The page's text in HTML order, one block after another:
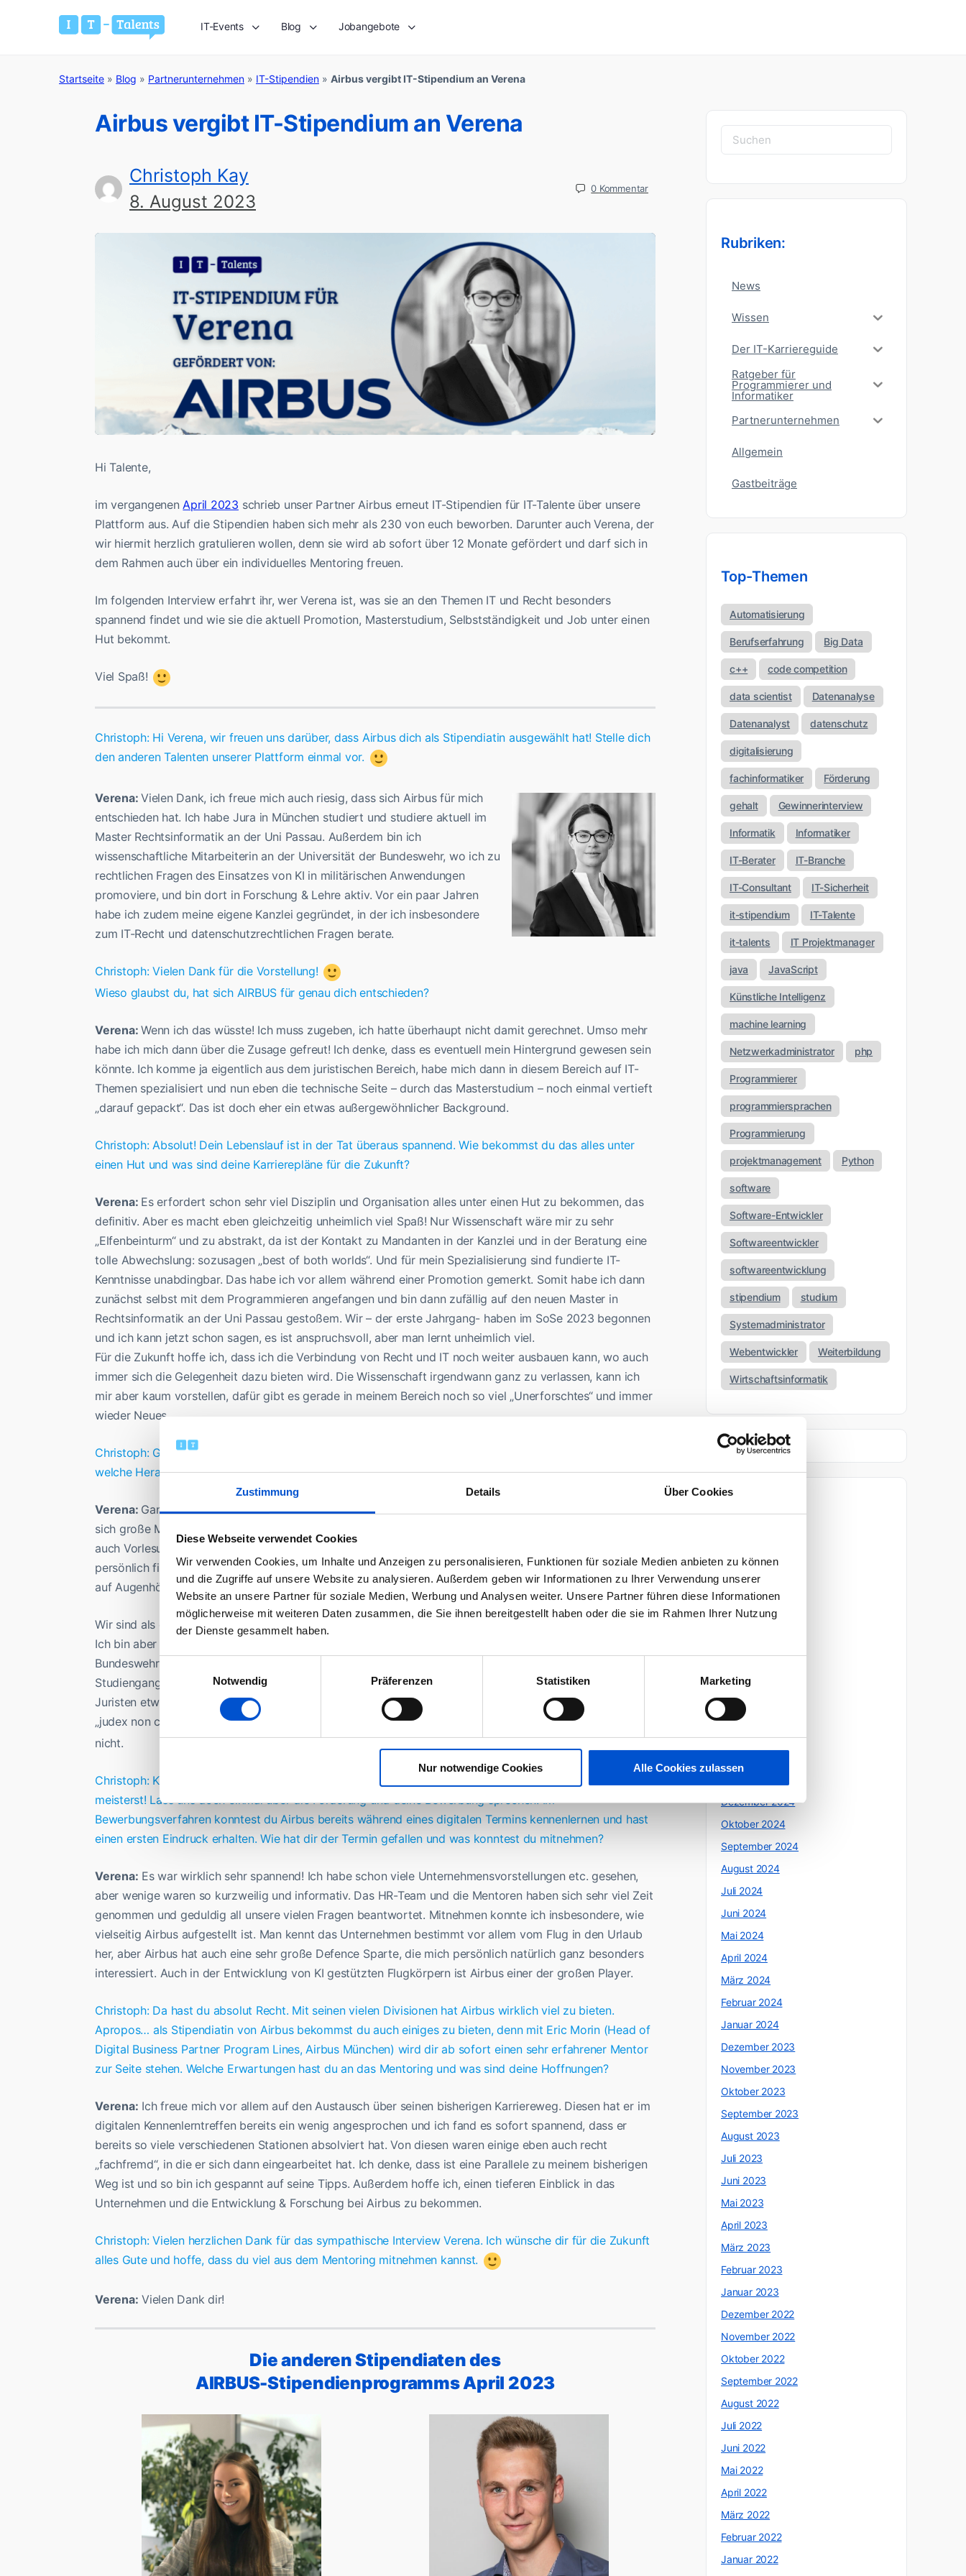
Zustimmung Details Über Cookies
Diese Webseite verwendet Cookies
Wir verwenden Cookies, um Inhalte und Anzeigen zu personalisieren, Funktionen für soziale Medien anbieten zu können
und die Zugriffe auf unsere Website zu analysieren. Außerdem geben wir Informationen zu Ihrer Verwendung unserer
Website an unsere Partner für soziale Medien, Werbung und Analysen weiter. Unsere Partner führen diese Informationen
möglicherweise mit weiteren Daten zusammen, die Sie ihnen bereitgestellt haben oder die sie im Rahmen Ihrer Nutzung
der Dienste gesammelt haben.
Einwilligungsauswahl
Notwendig
Präferenzen Statistiken Marketing
Nur notwendige Cookies Alle Cookies zulassen
IT-Events Blog Jobangebote
Startseite » Blog » Partnerunternehmen » IT-Stipendien » Airbus vergibt IT-Stipendium an Verena
Airbus vergibt IT-Stipendium an Verena
Christoph Kay
8. August 2023
0 Kommentar
Hi Talente,
im vergangenen April 2023 schrieb unser Partner Airbus erneut IT-Stipendien für IT-Talente über unsere
Plattform aus. Auf die Stipendien haben sich mehr als 230 von euch beworben. Darunter auch Verena, der
wir hiermit herzlich gratulieren wollen, denn sie wird ab sofort über 12 Monate gefördert und darf sich in
dem Rahmen auch über ein individuelles Mentoring freuen.
Im folgenden Interview erfahrt ihr, wer Verena ist, was sie an den Themen IT und Recht besonders
spannend findet und wie sie die aktuell Promotion, Masterstudium, Selbstständigkeit und Job unter einen
Hut bekommt.
Viel Spaß!
Christoph: Hi Verena, wir freuen uns darüber, dass Airbus dich als Stipendiatin ausgewählt hat! Stelle dich
den anderen Talenten unserer Plattform einmal vor.
Verena:Vielen Dank, ich freue mich auch riesig, dass sich Airbus für mich
entschieden hat. Ich habe Jura in München studiert und studiere aktuell im
Master Rechtsinformatik an der Uni Passau. Außerdem bin ich
wissenschaftliche Mitarbeiterin an der Universität der Bundeswehr, wo ich zu
rechtlichen Fragen des Einsatzes von KI in militärischen Anwendungen
promoviere, und bin dort in Forschung & Lehre aktiv. Vor ein paar Jahren
habe ich zudem meine eigene Kanzlei gegründet, in der ich insbesondere
zum IT-Recht und datenschutzrechtlichen Fragen berate.
Christoph: Vielen Dank für die Vorstellung!
Wieso glaubst du, hat sich AIRBUS für genau dich entschieden?
Verena:Wenn ich das wüsste! Ich muss zugeben, ich hatte überhaupt nicht damit gerechnet. Umso mehr
habe ich mich dann über die Zusage gefreut! Ich denke, dass es eventuell mein Hintergrund gewesen sein
könnte. Ich komme ja eigentlich aus dem juristischen Bereich, habe mich dann in diesem Bereich auf IT-
Themen spezialisiert und nun eben die technische Seite – durch das Masterstudium – noch einmal vertieft
„darauf gepackt“. Das ist doch eher ein etwas außergewöhnlicher Background.
Christoph: Absolut! Dein Lebenslauf ist in der Tat überaus spannend. Wie bekommst du das alles unter
einen Hut und was sind deine Karrierepläne für die Zukunft?
Verena: Es erfordert schon sehr viel Disziplin und Organisation alles unter einen Hut zu bekommen, das
definitiv. Aber es macht eben gleichzeitig unheimlich viel Spaß! Nur Wissenschaft wäre mir zu sehr
„Elfenbeinturm“ und zu abstrakt, da ist der Kontakt zu Mandanten in der Kanzlei und in der Beratung eine
tolle Abwechslung: sozusagen „best of both worlds“. Und für mein Spezialisierung sind fundierte IT-
Kenntnisse unabdingbar. Das habe ich vor allem während einer Promotion gemerkt. Somit habe ich dann
zunächst selbst mit dem Programmieren angefangen und bin dann zufällig auf den neuen Master in
Rechtsinformatik an der Uni Passau gestoßem. Wir – der erste Jahrgang- haben im SoSe 2023 begonnen
und ich kann jetzt schon sagen, es ist anspruchsvoll, aber man lernt unheimlich viel.
Für die Zukunft hoffe ich, dass ich die Verbindung von Recht und IT noch weiter ausbauen kann, wo auch
immer sich die Gelegenheit dazu bieten wird. Die Wissenschaft irgendwann ganz zu verlassen, kann ich
mir aber kaum vorstellen, dafür gibt es gerade in meinem Bereich noch so viel „Unerforschtes“ und immer
wieder Neues.
Christoph: Gib uns doch mal einen tieferen Einblick in dein aktuelles Studium an der Uni Passau. Vor
welche Herausforderungen bist du im Studiengang als Juristin täglich gestellt und wie meisterst du diese?
Verena: Ganz klar, der mathematisch-technische Teil ist am herausforderndsten. Die Dozierenden geben
sich große Mühe, die technischen Grundlagen auch für Juristen verständlich zu machen, wir haben aber
auch Vorlesungen mit Informatikstudierenden gemeinsam, da ist das Niveau schon ordentlich… Aber ich
persönlich finde, genau darum geht es ja, ich möchte lernen, wie ein Informatiker denkt und mit ihm/ihr
auf Augenhöhe über technische Sachverhalte diskutieren können.
Wir sind als erster Jahrgang ein bisschen „Versuchskaninchen“, da ist noch einiges im Versuchsstadium.
Ich bin aber selbst Dozentin in einem neu geschaffenen Master-Studiengang an der Universität der
Bundeswehr, da habe ich für kleiner Anfangsschwierigkeiten großes Verständnis. Einen interdisziplinären
Studiengang neu aufzuziehen, ist immer mit Herausforderungen verbunden. Ganz besonders wenn man
Juristen etwas Mathematisches beibringen möchte. Unter Juristen gibt es den alten lateinischen Spruch
„judex non calculat“, also der Jurist rechnet nicht.
Dieser gilt in der Rechtsinformatik nun gerade
nicht.
Christoph: Klingt nach einer echt spannenden Herausforderung. Respekt, dass du alles mit Bravour
meisterst! Lass uns doch einmal über die Förderung und deine Bewerbung sprechen. Im
Bewerbungsverfahren konntest du Airbus bereits während eines digitalen Termins kennenlernen und hast
einen ersten Eindruck erhalten. Wie hat dir der Termin gefallen und was konntest du mitnehmen?
Verena: Es war wirklich sehr spannend! Ich habe schon viele Unternehmensvorstellungen etc. gesehen,
aber wenige waren so kurzweilig und informativ. Das HR-Team und die Mentoren haben sich sehr viel Zeit
genommen und geduldig all unsere vielen Fragen beantwortet. Mitnehmen konnte ich insbesondere, wie
vielseitig Airbus aufgestellt ist. Man kennt das Unternehmen bestimmt vor allem vom Flug in den Urlaub
her, aber Airbus hat auch eine sehr große Defence Sparte, die mich persönlich natürlich ganz besonders
interessiert. Auch in der Entwicklung von KI gestützten Flugkörpern ist Airbus einer der großen Player.
Christoph: Da hast du absolut Recht. Mit seinen vielen Divisionen hat Airbus wirklich viel zu bieten.
Apropos… als Stipendiatin von Airbus bekommst du auch einiges zu bieten, denn mit Eric Morin (Head of
Digital Business Partner Program Lines, Airbus München) wird dir ab sofort einen sehr erfahrener Mentor
zur Seite stehen. Welche Erwartungen hast du an das Mentoring und was sind deine Hoffnungen?
Verena: Ich freue mich vor allem auf den Austausch über seinen bisherigen Karriereweg. Diesen hat er im
digitalen Kennenlerntreffen bereits ein wenig angesprochen und ich fand es sofort spannend, dass er
bereits so viele verschiedenen Stationen absolviert hat. Von diesen waren einige eben auch recht
„fachfremd“, in die er sich dann eingearbeitet hat. Ich denke, dass ist eine Parallele zu meinem bisherigen
Weg ist und so bin ich gespannt auf seine Tipps. Außerdem hoffe ich, einen tieferen Einblick in das
Unternehmen und die Entwicklung & Forschung bei Airbus zu bekommen.
Christoph: Vielen herzlichen Dank für das sympathische Interview Verena. Ich wünsche dir für die Zukunft
alles Gute und hoffe, dass du viel aus dem Mentoring mitnehmen kannst.
Verena: Vielen Dank dir!
Die anderen Stipendiaten des
AIRBUS-Stipendienprogramms April 2023
Suchen
nach:
Rubriken:
News
Wissen
Der IT-Karriereguide
Ratgeber für
Programmierer und
Informatiker
Partnerunternehmen
Allgemein
Gastbeiträge
Top-Themen
Automatisierung
Berufserfahrung Big Data
c++ code competition
data scientist Datenanalyse
Datenanalyst datenschutz
digitalisierung
fachinformatiker Förderung
gehalt Gewinnerinterview
Informatik Informatiker
IT-Berater IT-Branche
IT-Consultant IT-Sicherheit
it-stipendium IT-Talente
it-talents IT Projektmanager
java JavaScript
Künstliche Intelligenz
machine learning
Netzwerkadministrator php
Programmierer
programmiersprachen
Programmierung
projektmanagement Python
software
Software-Entwickler
Softwareentwickler
softwareentwicklung
stipendium studium
Systemadministrator
Webentwickler Weiterbildung
Wirtschaftsinformatik
April 2026
März 2026
November 2025
Oktober 2025
Mai 2025
April 2025
März 2025
Dezember 2024
Oktober 2024
September 2024
August 2024
Juli 2024
Juni 2024
Mai 2024
April 2024
März 2024
Februar 2024
Januar 2024
Dezember 2023
November 2023
Oktober 2023
September 2023
August 2023
Juli 2023
Juni 2023
Mai 2023
April 2023
März 2023
Februar 2023
Januar 2023
Dezember 2022
November 2022
Oktober 2022
September 2022
August 2022
Juli 2022
Juni 2022
Mai 2022
April 2022
März 2022
Februar 2022
Januar 2022